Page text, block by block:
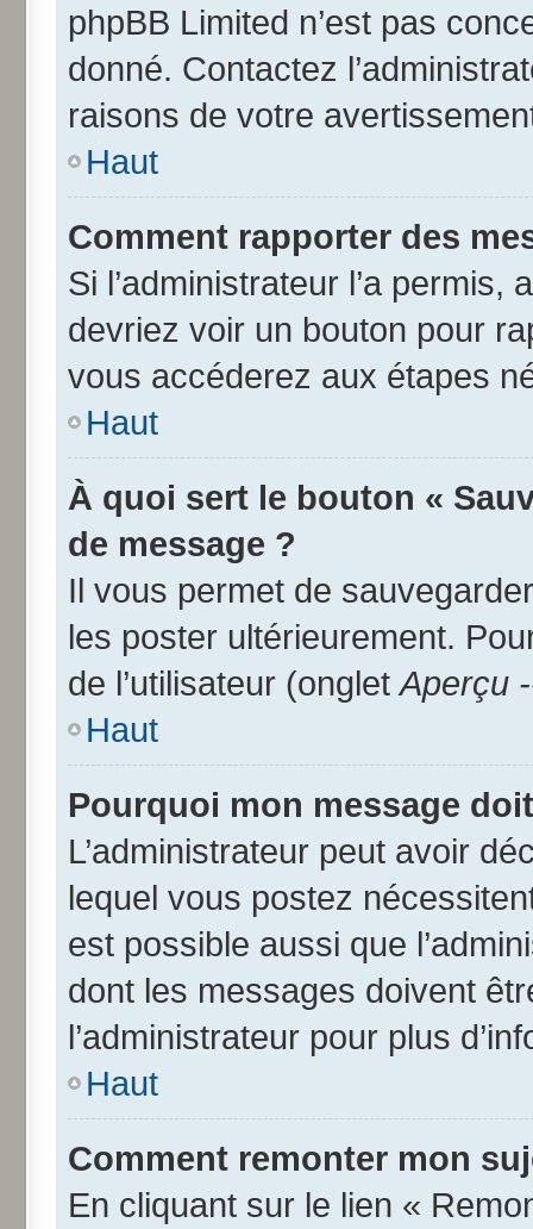
phpBB Limited n’est pas
donné. Contactez
raisons de votre
Haut
Comment rapporter des
Si l’administrateur l’a
devriez voir un bouton pour
vous accéderez aux étapes
Haut
À quoi sert le bouton «
de message ?
Il vous permet de
les poster ultérieurement.
de l’utilisateur (onglet Aperçu
Haut
Pourquoi mon message
L’administrateur peut avoir
lequel vous postez
est possible aussi que
dont les messages doivent
l’administrateur pour plus
Haut
Comment remonter mon
En cliquant sur le lien «